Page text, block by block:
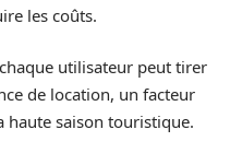
les coûts.
utilisateur peut tirer
de location, un facteur
haute saison touristique.